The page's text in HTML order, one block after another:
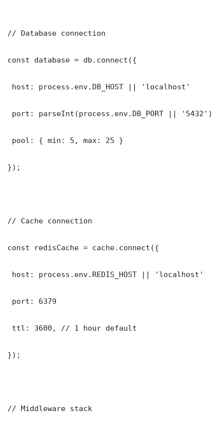
// Database connection
const database = db.connect({
host: process.env.DB_HOST || 'localhost'
port: parseInt(process.env.DB_PORT || '5432')
pool: { min: 5, max: 25 }
});
// Cache connection
const redisCache = cache.connect({
host: process.env.REDIS_HOST || 'localhost'
port: 6379
ttl: 3600, // 1 hour default
});
// Middleware stack